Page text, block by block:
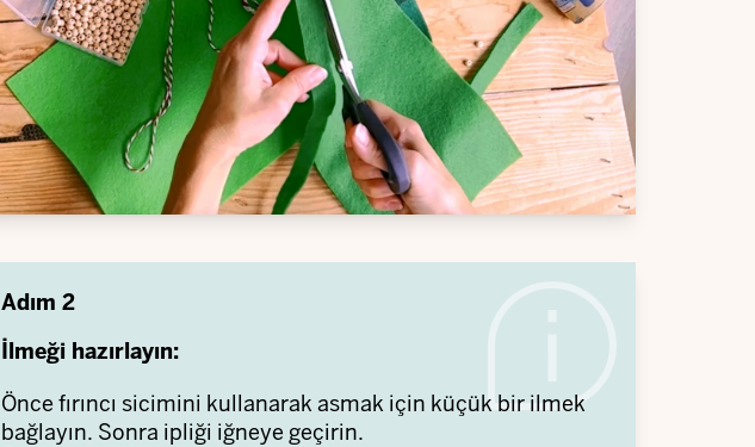
Adım 2
İlmeği hazırlayın:
Önce fırıncı sicimini kullanarak asmak için küçük bir ilmek
bağlayın. Sonra ipliği iğneye geçirin.